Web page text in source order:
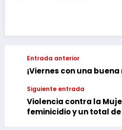
Entrada anterior
¡Viernes con una
Siguiente entrada
Violencia contra la
feminicidio y un total